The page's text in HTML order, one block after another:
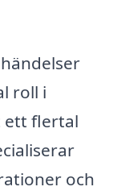
roll i
ett flertal
och